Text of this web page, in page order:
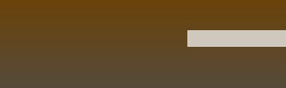
Formulari de cerca